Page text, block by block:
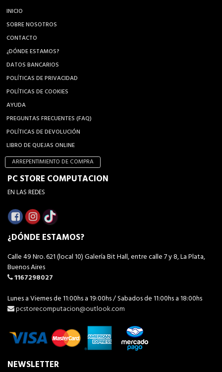
INICIO
SOBRE NOSOTROS
CONTACTO
¿DÓNDE ESTAMOS?
DATOS BANCARIOS
POLÍTICAS DE PRIVACIDAD
POLÍTICAS DE COOKIES
AYUDA
PREGUNTAS FRECUENTES (FAQ)
POLÍTICAS DE DEVOLUCIÓN
LIBRO DE QUEJAS ONLINE
ARREPENTIMIENTO DE COMPRA
PC STORE COMPUTACION
EN LAS REDES
¿DÓNDE ESTAMOS?
Calle 49 Nro. 621 (local 10) Galería Bit Hall, entre calle 7 y 8, La Plata,
Buenos Aires
1167298027
Lunes a Viernes de 11:00hs a 19:00hs / Sabados de 11:00hs a 18:00hs
pcstorecomputacion@outlook.com
NEWSLETTER